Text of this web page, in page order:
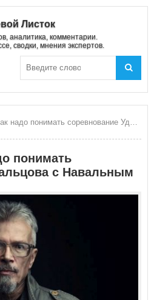
Листок
аналитика, комментарии.
сводки, мнения экспертов.
понимать соревнование Удальцова с Навальным
понимать
с Навальным